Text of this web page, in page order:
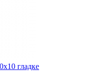
гладке